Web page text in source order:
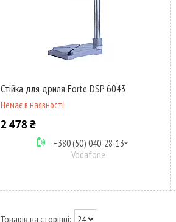
Стійка для дриля Forte DSP 6043
Немає в наявності
2 478 ₴
+380 (50) 040-28-13
Vodafone